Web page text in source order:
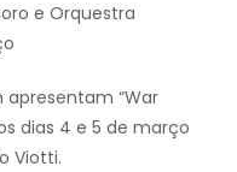
e Orquestra
apresentam “War
dias 4 e 5 de março
Viotti.